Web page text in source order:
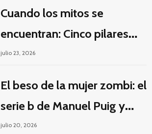
Cuando los mitos se
encuentran: Cinco pilares
éticos para una fantasía
julio 23, 2026
El beso de la mujer zombi: el
serie b de Manuel Puig y
Jacques Tourneur
julio 20, 2026